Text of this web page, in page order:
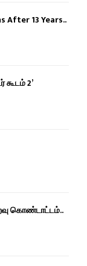
After 13 Years..
கூடம் 2’
கொண்டாட்டம்..